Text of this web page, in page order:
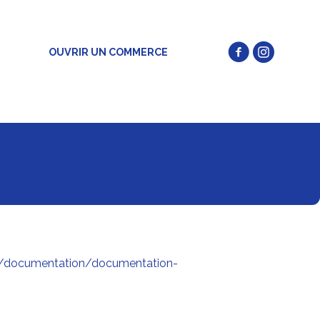
OUVRIR UN COMMERCE
documentation-